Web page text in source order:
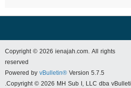
Copyright © 2026 ienajah.com. All rights
reserved
Powered byvBulletin®Version 5.7.5
Copyright © 2026 MH Sub I, LLC dba